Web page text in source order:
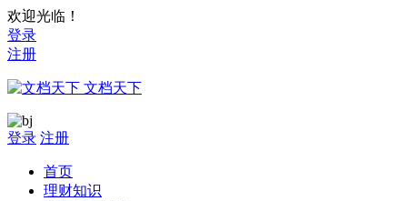
欢迎光临！
登录
注册
文档天下
登录 注册
首页
理财知识